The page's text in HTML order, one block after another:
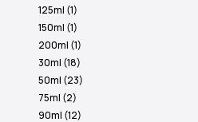
125ml (1)
150ml (1)
200ml (1)
30ml (18)
50ml (23)
75ml (2)
90ml (12)